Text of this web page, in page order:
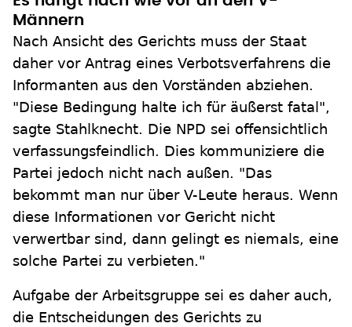
Männern
Nach Ansicht des Gerichts muss der Staat
daher vor Antrag eines Verbotsverfahrens die
Informanten aus den Vorständen abziehen.
"Diese Bedingung halte ich für äußerst fatal",
sagte Stahlknecht. Die NPD sei offensichtlich
verfassungsfeindlich. Dies kommuniziere die
Partei jedoch nicht nach außen. "Das
bekommt man nur über V-Leute heraus. Wenn
diese Informationen vor Gericht nicht
verwertbar sind, dann gelingt es niemals, eine
solche Partei zu verbieten."
Aufgabe der Arbeitsgruppe sei es daher auch,
die Entscheidungen des Gerichts zu